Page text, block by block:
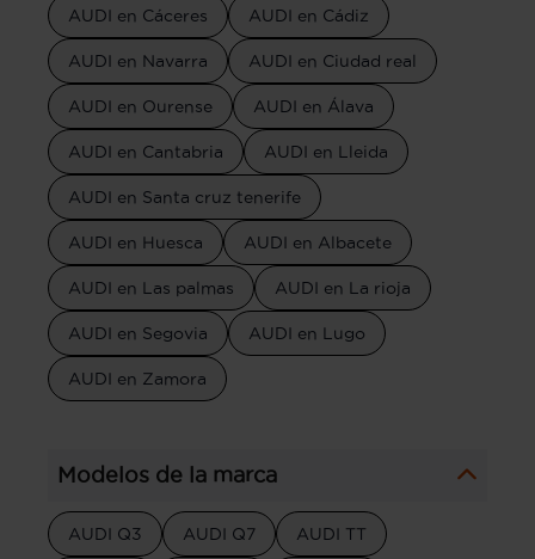
AUDI en Cáceres AUDI en Cádiz
AUDI en Navarra AUDI en Ciudad real
AUDI en Ourense AUDI en Álava
AUDI en Cantabria AUDI en Lleida
AUDI en Santa cruz tenerife
AUDI en Huesca AUDI en Albacete
AUDI en Las palmas AUDI en La rioja
AUDI en Segovia AUDI en Lugo
AUDI en Zamora
Modelos de la marca
AUDI Q3 AUDI Q7 AUDI TT